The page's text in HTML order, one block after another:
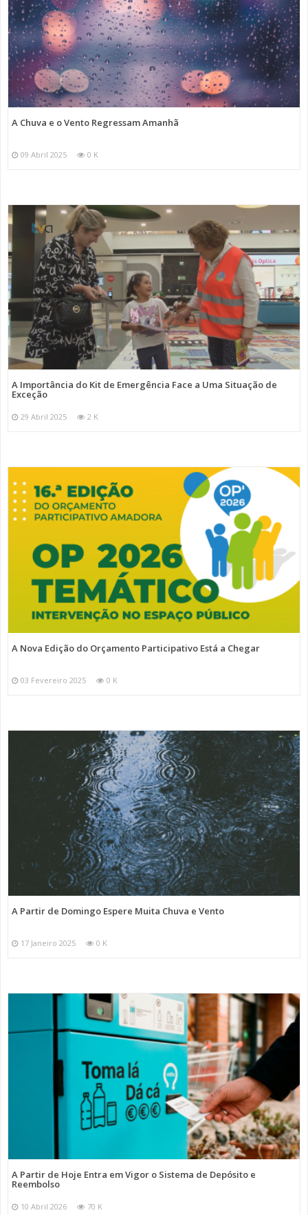
A Chuva e o Vento Regressam Amanhã
09 Abril 2025 0 K
A Importância do Kit de Emergência Face a Uma Situação de
Exceção
29 Abril 2025 2 K
A Nova Edição do Orçamento Participativo Está a Chegar
03 Fevereiro 2025 0 K
A Partir de Domingo Espere Muita Chuva e Vento
17 Janeiro 2025 0 K
A Partir de Hoje Entra em Vigor o Sistema de Depósito e
Reembolso
10 Abril 2026 70 K